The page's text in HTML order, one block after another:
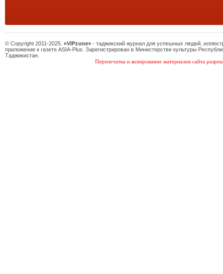
© Copyright 2011-2025. «VIPzone» - таджикский журнал для успешных людей,
приложение к газете ASIA-Plus. Зарегистрирован в Министерстве культуры
Таджикистан.
Перепечатка и копирование материалов сайта